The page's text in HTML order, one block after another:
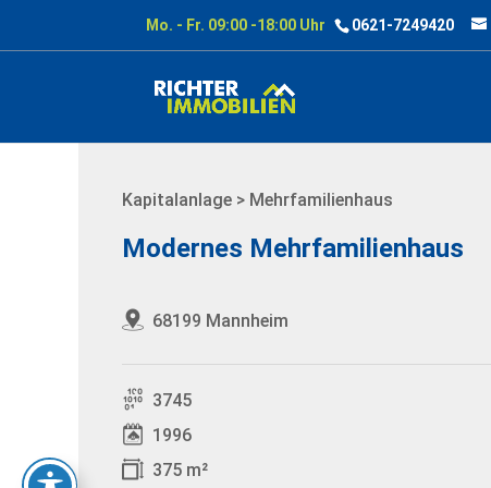
Mo. - Fr. 09:00 -18:00 Uhr 0621-7249420
Kapitalanlage > Mehrfamilienhaus
Modernes Mehrfamilienhaus
68199 Mannheim
3745
1996
375 m²